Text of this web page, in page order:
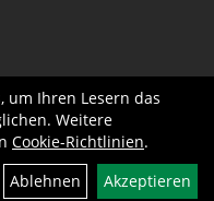
um Ihren Lesern das
Weitere
Cookie-Richtlinien.
Ablehnen Akzeptieren